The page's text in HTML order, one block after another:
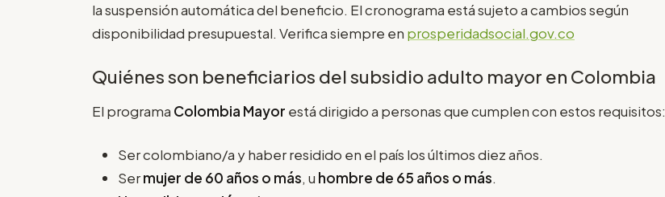
la suspensión automática del beneficio. El cronograma está sujeto a cambios según
disponibilidad presupuestal. Verifica siempre en prosperidadsocial.gov.co
Quiénes son beneficiarios del subsidio adulto mayor en Colombia
El programa Colombia Mayor está dirigido a personas que cumplen con estos requisitos:
Ser colombiano/a y haber residido en el país los últimos diez años.
Sermujer de 60 años o más, u hombre de 65 años o más.